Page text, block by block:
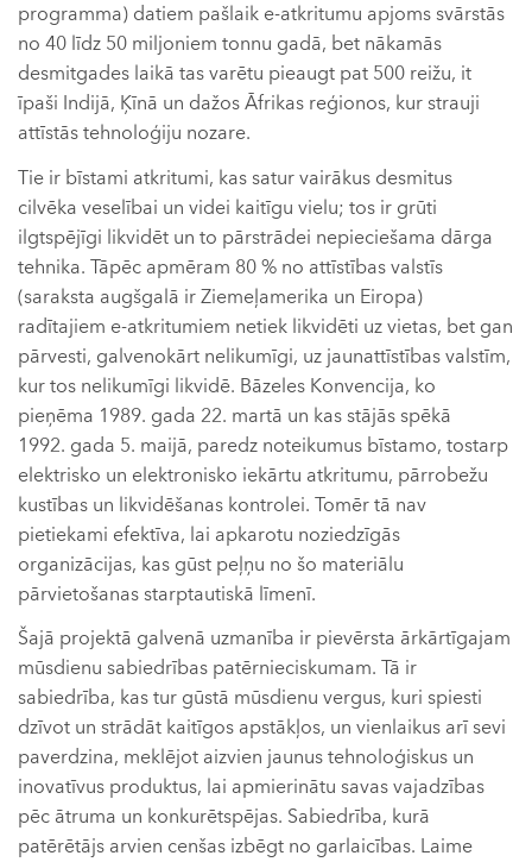
programma) datiem pašlaik e-atkritumu apjoms svārstās
no 40 līdz 50 miljoniem tonnu gadā, bet nākamās
desmitgades laikā tas varētu pieaugt pat 500 reižu, it
īpaši Indijā, Ķīnā un dažos Āfrikas reģionos, kur strauji
attīstās tehnoloģiju nozare.
Tie ir bīstami atkritumi, kas satur vairākus desmitus
cilvēka veselībai un videi kaitīgu vielu; tos ir grūti
ilgtspējīgi likvidēt un to pārstrādei nepieciešama dārga
tehnika. Tāpēc apmēram 80 % no attīstības valstīs
(saraksta augšgalā ir Ziemeļamerika un Eiropa)
radītajiem e-atkritumiem netiek likvidēti uz vietas, bet gan
pārvesti, galvenokārt nelikumīgi, uz jaunattīstības valstīm,
kur tos nelikumīgi likvidē. Bāzeles Konvencija, ko
pieņēma 1989. gada 22. martā un kas stājās spēkā
1992. gada 5. maijā, paredz noteikumus bīstamo, tostarp
elektrisko un elektronisko iekārtu atkritumu, pārrobežu
kustības un likvidēšanas kontrolei. Tomēr tā nav
pietiekami efektīva, lai apkarotu noziedzīgās
organizācijas, kas gūst peļņu no šo materiālu
pārvietošanas starptautiskā līmenī.
Šajā projektā galvenā uzmanība ir pievērsta ārkārtīgajam
mūsdienu sabiedrības patērnieciskumam. Tā ir
sabiedrība, kas tur gūstā mūsdienu vergus, kuri spiesti
dzīvot un strādāt kaitīgos apstākļos, un vienlaikus arī sevi
paverdzina, meklējot aizvien jaunus tehnoloģiskus un
inovatīvus produktus, lai apmierinātu savas vajadzības
pēc ātruma un konkurētspējas. Sabiedrība, kurā
patērētājs arvien cenšas izbēgt no garlaicības. Laime